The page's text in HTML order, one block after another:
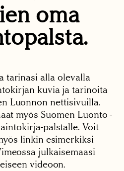
oma
tarinasi alla olevalla
kuvia ja tarinoita
Luonnon nettisivuilla.
myös Suomen Luonto -
palstalle. Voit
linkin esimerkiksi
julkaisemaasi
videoon.